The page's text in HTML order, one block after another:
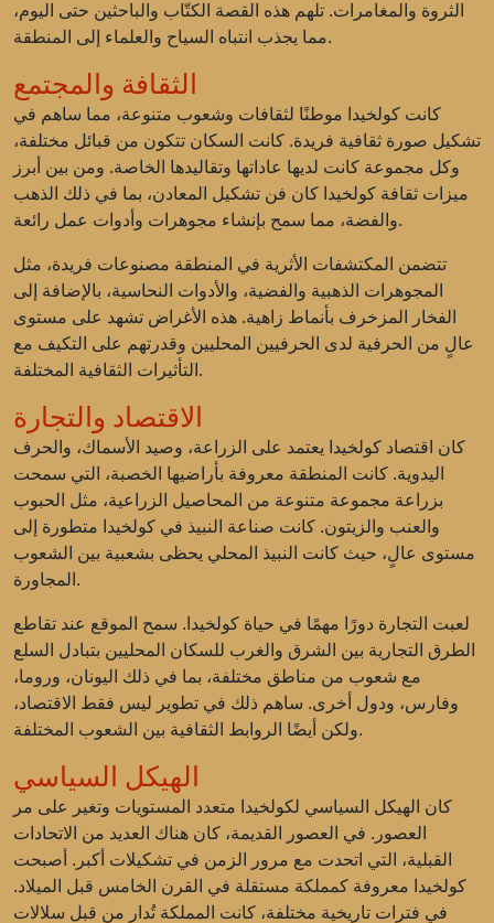
الثروة والمغامرات. تلهم هذه القصة الكتّاب والباحثين حتى اليوم،
مما يجذب انتباه السياح والعلماء إلى المنطقة.
الثقافة والمجتمع
كانت كولخيدا موطنًا لثقافات وشعوب متنوعة، مما ساهم في
تشكيل صورة ثقافية فريدة. كانت السكان تتكون من قبائل مختلفة،
وكل مجموعة كانت لديها عاداتها وتقاليدها الخاصة. ومن بين أبرز
ميزات ثقافة كولخيدا كان فن تشكيل المعادن، بما في ذلك الذهب
والفضة، مما سمح بإنشاء مجوهرات وأدوات عمل رائعة.
تتضمن المكتشفات الأثرية في المنطقة مصنوعات فريدة، مثل
المجوهرات الذهبية والفضية، والأدوات النحاسية، بالإضافة إلى
الفخار المزخرف بأنماط زاهية. هذه الأغراض تشهد على مستوى
عالٍ من الحرفية لدى الحرفيين المحليين وقدرتهم على التكيف مع
التأثيرات الثقافية المختلفة.
الاقتصاد والتجارة
كان اقتصاد كولخيدا يعتمد على الزراعة، وصيد الأسماك، والحرف
اليدوية. كانت المنطقة معروفة بأراضيها الخصبة، التي سمحت
بزراعة مجموعة متنوعة من المحاصيل الزراعية، مثل الحبوب
والعنب والزيتون. كانت صناعة النبيذ في كولخيدا متطورة إلى
مستوى عالٍ، حيث كانت النبيذ المحلي يحظى بشعبية بين الشعوب
المجاورة.
لعبت التجارة دورًا مهمًا في حياة كولخيدا. سمح الموقع عند تقاطع
الطرق التجارية بين الشرق والغرب للسكان المحليين بتبادل السلع
مع شعوب من مناطق مختلفة، بما في ذلك اليونان، وروما،
وفارس، ودول أخرى. ساهم ذلك في تطوير ليس فقط الاقتصاد،
ولكن أيضًا الروابط الثقافية بين الشعوب المختلفة.
الهيكل السياسي
كان الهيكل السياسي لكولخيدا متعدد المستويات وتغير على مر
العصور. في العصور القديمة، كان هناك العديد من الاتحادات
القبلية، التي اتحدت مع مرور الزمن في تشكيلات أكبر. أصبحت
كولخيدا معروفة كمملكة مستقلة في القرن الخامس قبل الميلاد.
في فترات تاريخية مختلفة، كانت المملكة تُدار من قبل سلالات